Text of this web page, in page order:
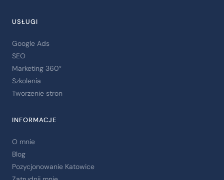
USŁUGI
Google Ads
SEO
Marketing 360°
Szkolenia
Tworzenie stron
INFORMACJE
O mnie
Blog
Pozycjonowanie Katowice